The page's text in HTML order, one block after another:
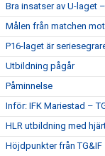
Bra insatser av U-laget
Målen från matchen
P16-laget är
Utbildning pågår
Påminnelse
Inför: IFK Mariestad –
HLR utbildning med
Höjdpunkter från TG&IF